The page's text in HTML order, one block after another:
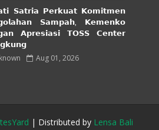
𝗦𝗮𝘁𝗿𝗶𝗮 𝗣𝗲𝗿𝗸𝘂𝗮𝘁 𝗞𝗼𝗺𝗶𝘁𝗺𝗲𝗻
𝗦𝗮𝗺𝗽𝗮𝗵, 𝗞𝗲𝗺𝗲𝗻𝗸𝗼
𝗔𝗽𝗿𝗲𝘀𝗶𝗮𝘀𝗶 𝗧𝗢𝗦𝗦 𝗖𝗲𝗻𝘁𝗲𝗿
Aug 01, 2026
| Distributed by Lensa Bali